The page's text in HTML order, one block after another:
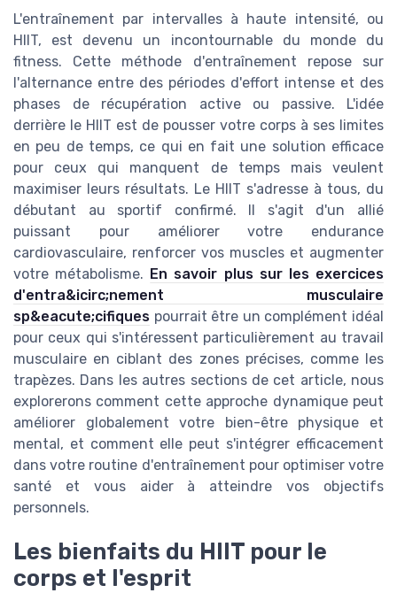
L'entraînement par intervalles à haute intensité, ou
HIIT, est devenu un incontournable du monde du
fitness. Cette méthode d'entraînement repose sur
l'alternance entre des périodes d'effort intense et des
phases de récupération active ou passive. L'idée
derrière le HIIT est de pousser votre corps à ses limites
en peu de temps, ce qui en fait une solution efficace
pour ceux qui manquent de temps mais veulent
maximiser leurs résultats. Le HIIT s'adresse à tous, du
débutant au sportif confirmé. Il s'agit d'un allié
puissant pour améliorer votre endurance
cardiovasculaire, renforcer vos muscles et augmenter
votre métabolisme. En savoir plus sur les exercices
d'entra&icirc;nement musculaire
sp&eacute;cifiques pourrait être un complément idéal
pour ceux qui s'intéressent particulièrement au travail
musculaire en ciblant des zones précises, comme les
trapèzes. Dans les autres sections de cet article, nous
explorerons comment cette approche dynamique peut
améliorer globalement votre bien-être physique et
mental, et comment elle peut s'intégrer efficacement
dans votre routine d'entraînement pour optimiser votre
santé et vous aider à atteindre vos objectifs
personnels.
Les bienfaits du HIIT pour le
corps et l'esprit